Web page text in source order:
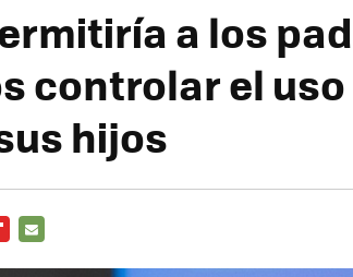
a los
controlar el uso
hijos